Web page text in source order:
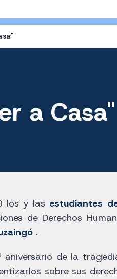
a Casa"
los y las estudiantes
de Derechos
.
de la
sobre sus